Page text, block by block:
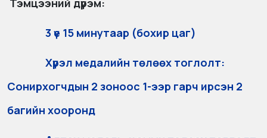
Тэмцээний дүрэм:
3 үе 15 минутаар (бохир цаг)
Хүрэл медалийн төлөөх тоглолт:
Сонирхогчдын 2 зоноос 1-ээр гарч ирсэн 2
багийн хооронд